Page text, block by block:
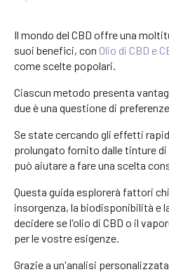
Il mondo del CBD offre una
suoi benefici, con Olio di CBD e
come scelte popolari.
Ciascun metodo presenta
due è una questione di
Se state cercando gli effetti
prolungato fornito dalle tinture
può aiutare a fare una scelta
Questa guida esplorerà fattori
insorgenza, la biodisponibilità e
decidere se l'olio di CBD o il
per le vostre esigenze.
Grazie a un'analisi